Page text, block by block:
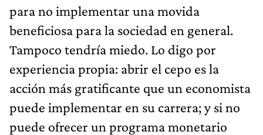
para no implementar una movida
beneficiosa para la sociedad en general.
Tampoco tendría miedo. Lo digo por
experiencia propia: abrir el cepo es la
acción más gratificante que un economista
puede implementar en su carrera; y si no
puede ofrecer un programa monetario